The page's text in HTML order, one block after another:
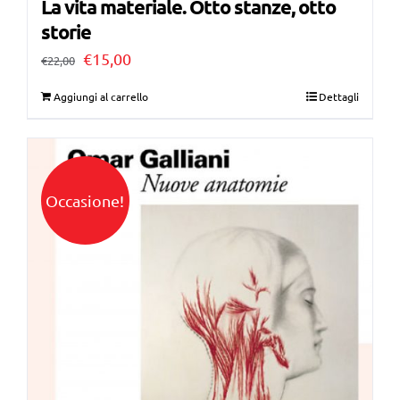
La vita materiale. Otto stanze, otto
storie
€22,00 Il
€22,00.
€15,00Il
€15,00.
Aggiungi al carrello Dettagli
Occasione!